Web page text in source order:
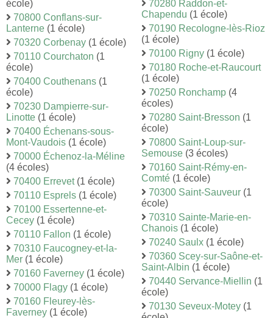
école)
70800 Conflans-sur-
Lanterne (1 école)
70320 Corbenay (1 école)
70110 Courchaton (1
école)
70400 Couthenans (1
école)
70230 Dampierre-sur-
Linotte (1 école)
70400 Échenans-sous-
Mont-Vaudois (1 école)
70000 Échenoz-la-Méline
(4 écoles)
70400 Errevet(1 école)
70110 Esprels (1 école)
70100 Essertenne-et-
Cecey (1 école)
70110 Fallon (1 école)
70310 Faucogney-et-la-
Mer (1 école)
70160 Faverney (1 école)
70000 Flagy (1 école)
70160 Fleurey-lès-
Faverney (1 école)
70280 Raddon-et-
Chapendu (1 école)
70190 Recologne-lès-Rioz
(1 école)
70100 Rigny (1 école)
70180 Roche-et-Raucourt
(1 école)
70250 Ronchamp (4
écoles)
70280 Saint-Bresson (1
école)
70800 Saint-Loup-sur-
Semouse (3 écoles)
70160 Saint-Rémy-en-
Comté (1 école)
70300 Saint-Sauveur (1
école)
70310 Sainte-Marie-en-
Chanois (1 école)
70240 Saulx (1 école)
70360 Scey-sur-Saône-et-
Saint-Albin (1 école)
70440 Servance-Miellin (1
école)
70130 Seveux-Motey (1